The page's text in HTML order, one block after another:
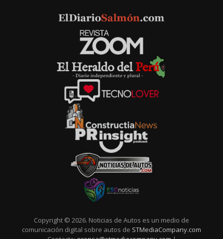
Copyright © 2026. Noticias de Autos es un medio de
comunicación digital sobre autos de STMediaCompany.com